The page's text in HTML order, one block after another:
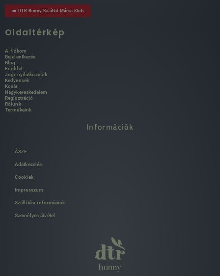
➡️ DTR Bunny Kisállat Mánia Klub
Oldaltérkép
A fiókom
Bejelentkezés
Blog
Főoldal
Jogi nyilatkozatok
Kedvencek
Kosár
Nagykereskedelem
Regisztráció
Rólunk
Termékeink
Információk
ÁSZF
Adatkezelés
Cookiek
Impresszum
Szállítási információk
Személyes átvétel